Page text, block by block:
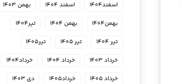
اسفند۱۴۰۴
اسفند ۱۴۰۴
بهمن ۱۴۰۳
بهمن۱۴۰۴
بهمن ۱۴۰۴
تیر۱۴۰۴
تیر ۱۴۰۴
تیر ۱۴۰۵
تیر۱۴۰۵
خرداد ۱۴۰۳
خرداد ۱۴۰۴
خرداد۱۴۰۴
خرداد ۱۴۰۵
خرداد۱۴۰۵
دی ۱۴۰۳